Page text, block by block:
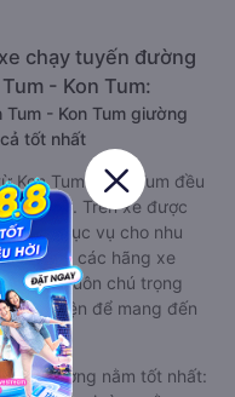
chạy tuyến đường
- Kon Tum:
- Kon Tum giường
tốt nhất
Kon Tum - Kon Tum đều
cao. Trên xe được
đại phục vụ cho nhu
đó, các hãng xe
Sương luôn chú trọng
cải thiện để mang đến
giường nằm tốt nhất: